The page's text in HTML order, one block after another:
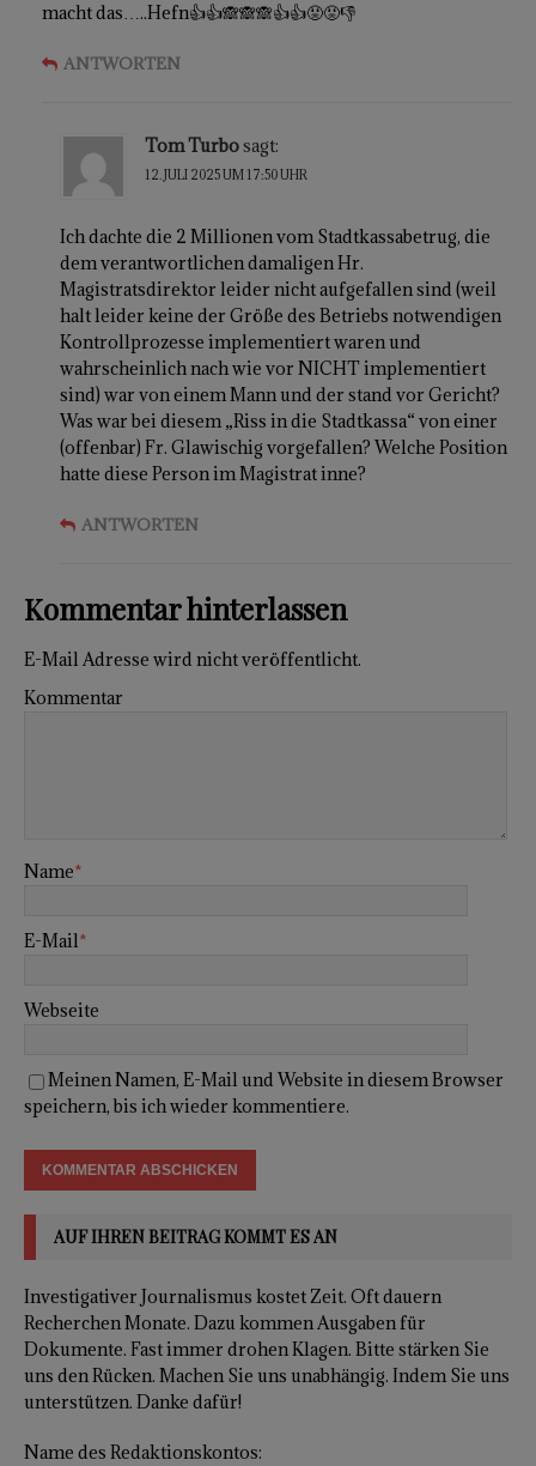
macht das…..Hefn👍👍🙈🙈🙈👍👍😡😡👎
ANTWORTEN
Tom Turbosagt:
12. JULI 2025 UM 17:50 UHR
Ich dachte die 2 Millionen vom Stadtkassabetrug, die
dem verantwortlichen damaligen Hr.
Magistratsdirektor leider nicht aufgefallen sind (weil
halt leider keine der Größe des Betriebs notwendigen
Kontrollprozesse implementiert waren und
wahrscheinlich nach wie vor NICHT implementiert
sind) war von einem Mann und der stand vor Gericht?
Was war bei diesem „Riss in die Stadtkassa“ von einer
(offenbar) Fr. Glawischig vorgefallen? Welche Position
hatte diese Person im Magistrat inne?
ANTWORTEN
Kommentar hinterlassen
E-Mail Adresse wird nicht veröffentlicht.
Kommentar
Name*
E-Mail*
Webseite
Meinen Namen, E-Mail und Website in diesem Browser
speichern, bis ich wieder kommentiere.
AUF IHREN BEITRAG KOMMT ES AN
Investigativer Journalismus kostet Zeit. Oft dauern
Recherchen Monate. Dazu kommen Ausgaben für
Dokumente. Fast immer drohen Klagen. Bitte stärken Sie
uns den Rücken. Machen Sie uns unabhängig. Indem Sie uns
unterstützen. Danke dafür!
Name des Redaktionskontos: